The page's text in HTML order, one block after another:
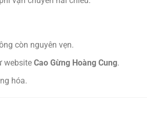
còn nguyên vẹn.
website Cao Gừng Hoàng Cung.
hóa.